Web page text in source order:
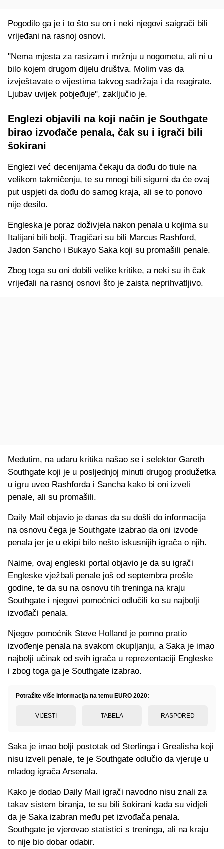
Pogodilo ga je i to što su on i neki njegovi saigrači bili
vrijeđani na rasnoj osnovi.
"Nema mjesta za rasizam i mržnju u nogometu, ali ni u
bilo kojem drugom dijelu društva. Molim vas da
izvještavate o vijestima takvog sadržaja i da reagirate.
Ljubav uvijek pobjeđuje", zaključio je.
Englezi objavili na koji način je Southgate
birao izvođače penala, čak su i igrači bili
šokirani
Englezi već decenijama čekaju da dođu do tiule na
velikom takmičenju, te su mnogi bili sigurni da će ovaj
put uspjeti da dođu do samog kraja, ali se to ponovo
nije desilo.
Engleska je poraz doživjela nakon penala u kojima su
Italijani bili bolji. Tragičari su bili Marcus Rashford,
Jadon Sancho i Bukayo Saka koji su promašili penale.
Zbog toga su oni dobili velike kritike, a neki su ih čak
vrijeđali na rasnoj osnovi što je zaista neprihvatljivo.
Međutim, na udaru kritika našao se i selektor Gareth
Southgate koji je u posljednjoj minuti drugog produžetka
u igru uveo Rashforda i Sancha kako bi oni izveli
penale, ali su promašili.
Daily Mail objavio je danas da su došli do informacija
na osnovu čega je Southgate izabrao da oni izvode
penala jer je u ekipi bilo nešto iskusnijih igrača o njih.
Naime, ovaj engleski portal objavio je da su igrači
Engleske vježbali penale još od septembra prošle
godine, te da su na osnovu tih treninga na kraju
Southgate i njegovi pomoćnici odlučili ko su najbolji
izvođači penala.
Njegov pomoćnik Steve Holland je pomno pratio
izvođenje penala na svakom okupljanju, a Saka je imao
najbolji učinak od svih igrača u reprezentaciji Engleske
i zbog toga ga je Southgate izabrao.
Potražite više informacija na temu EURO 2020:
VIJESTI TABELA RASPORED
Saka je imao bolji postotak od Sterlinga i Grealisha koji
nisu izveli penale, te je Southgate odlučio da vjeruje u
mladog igrača Arsenala.
Kako je dodao Daily Mail igrači navodno nisu znali za
takav sistem biranja, te su bili šokirani kada su vidjeli
da je Saka izabran među pet izvođača penala.
Southgate je vjerovao statistici s treninga, ali na kraju
to nije bio dobar odabir.